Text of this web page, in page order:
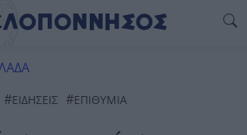
#ΕΙΔΗΣΕΙΣ #ΕΠΙΘΥΜΊΑ